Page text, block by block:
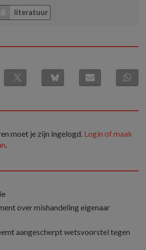
literatuur
moet je zijn ingelogd. Login of maak
.
over mishandeling eigenaar
aangescherpt wetsvoorstel tegen